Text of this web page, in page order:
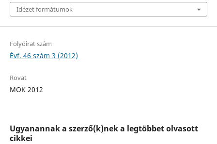
Idézet formátumok
Folyóirat szám
Évf. 46 szám 3 (2012)
Rovat
MOK 2012
Ugyanannak a szerző(k)nek a legtöbbet olvasott
cikkei